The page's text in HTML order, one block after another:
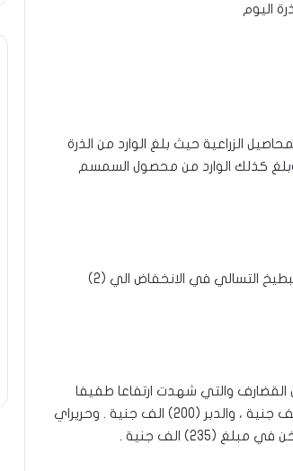
اليوم
الزراعية حيث بلغ الوارد من الذرة
من محصول حب البطيخ (12) الف جوال . وبلغ كذلك الوارد من محصول السمسم
وحافظ قنطار السمسم على سعر (165) الف جنية ، فيما واصل طن حب البطيخ التسالي في الانخفاض الي (2)
والتي شهدت ارتفاعا طفيفا
في اسعار الذرة ، حيث بلغ اردب الفتريتة (163) الف جنية ، والعكر (159) الف جنية ، والدبر (200) الف جنية . وحريراي